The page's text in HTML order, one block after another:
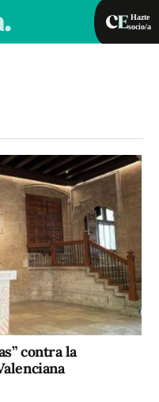
Hazte
socio/a
contra la